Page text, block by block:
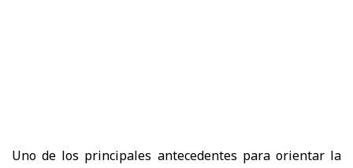
Uno de los principales antecedentes para orientar la